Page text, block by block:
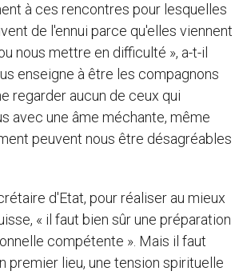
à ces rencontres pour lesquelles
de l'ennui parce qu'elles viennent
nous mettre en difficulté », a-t-il
enseigne à être les compagnons
regarder aucun de ceux qui
avec une âme méchante, même
peuvent nous être désagréables
d'Etat, pour réaliser au mieux
« il faut bien sûr une préparation
compétente ». Mais il faut
premier lieu, une tension spirituelle